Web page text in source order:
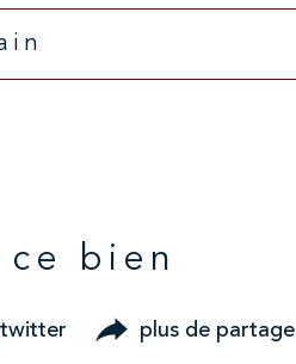
ce bien
twitter plus de partage